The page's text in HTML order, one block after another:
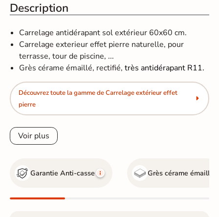
Description
Carrelage antidérapant sol extérieur 60x60 cm.
Carrelage exterieur effet pierre naturelle, pour
terrasse, tour de piscine, ...
Grès cérame émaillé, rectifié,très antidérapant R11.
Découvrez toute la gamme de Carrelage extérieur effet
pierre
Voir plus
Garantie Anti-casse Grès cérame émaillé